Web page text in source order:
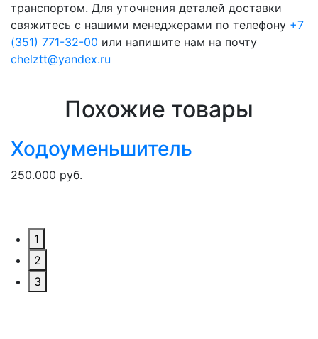
транспортом. Для уточнения деталей доставки
свяжитесь с нашими менеджерами по телефону +7
(351) 771-32-00 или напишите нам на почту
chelztt@yandex.ru
Похожие товары
Ходоуменьшитель
250.000 руб.
1
2
3